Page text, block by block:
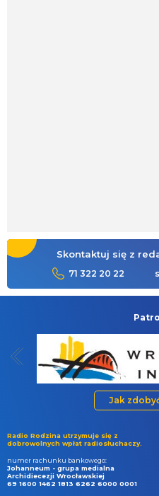
Skontaktuj się z
71 322 20 22
Jak
Radio Rodzina utrzymuje się z
dobrowolnych wpłat radiosłuchaczy.
numer rachunku bankowego:
Johanneum - grupa medialna
Archidiecezji Wrocławskiej
69 1600 1462 1813 6262 6000 0001